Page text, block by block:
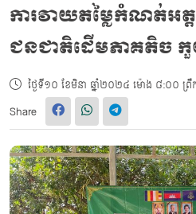
ការវាយតម្លៃកំណត់
ជនជាតិដើមភាគតិច
ថ្ងៃទី១០ ខែមិនា ឆ្នាំ២០២៤ ម៉ោង ៨:០០ ព្រឹ
Share